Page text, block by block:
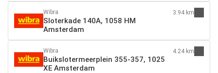
Wibra
Sloterkade 140A, 1058 HM
Amsterdam
3.94 km
Wibra
Buikslotermeerplein 355-357, 1025
XE Amsterdam
4.24 km